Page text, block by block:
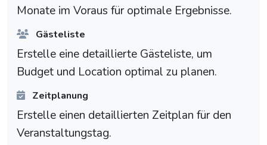
Monate im Voraus für optimale Ergebnisse.
Gästeliste
Erstelle eine detaillierte Gästeliste, um
Budget und Location optimal zu planen.
Zeitplanung
Erstelle einen detaillierten Zeitplan für den
Veranstaltungstag.